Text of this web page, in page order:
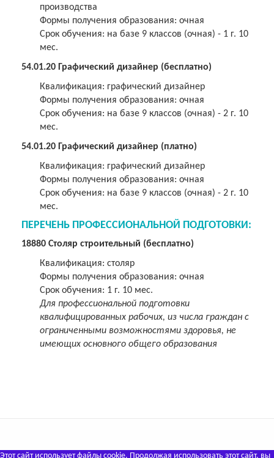
производства
Формы получения образования: очная
Срок обучения: на базе 9 классов (очная) - 1 г. 10
мес.
54.01.20 Графический дизайнер (бесплатно)
Квалификация: графический дизайнер
Формы получения образования: очная
Срок обучения: на базе 9 классов (очная) - 2 г. 10
мес.
54.01.20 Графический дизайнер (платно)
Квалификация: графический дизайнер
Формы получения образования: очная
Срок обучения: на базе 9 классов (очная) - 2 г. 10
мес.
ПЕРЕЧЕНЬ ПРОФЕССИОНАЛЬНОЙ ПОДГОТОВКИ:
18880 Столяр строительный (бесплатно)
Квалификация: столяр
Формы получения образования: очная
Срок обучения: 1 г. 10 мес.
Для профессиональной подготовки
квалифицированных рабочих, из числа граждан с
ограниченными возможностями здоровья, не
имеющих основного общего образования
Этот сайт использует файлы cookie. Продолжая использовать этот сайт, вы